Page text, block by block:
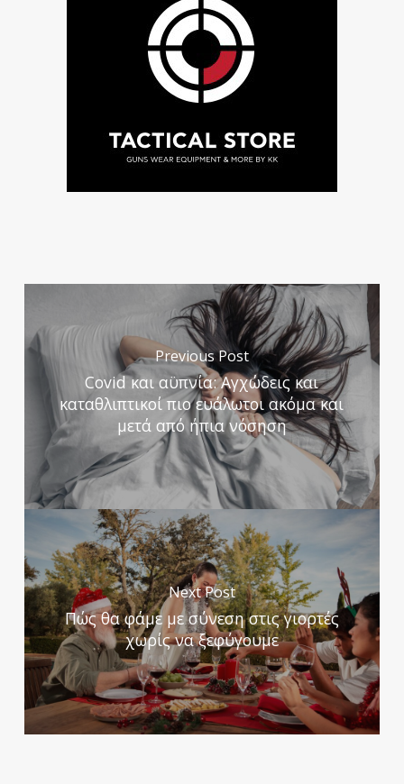
Previous Post
Covid και αϋπνία: Aγχώδεις και
καταθλιπτικοί πιο ευάλωτοι ακόμα και
μετά από ήπια νόσηση
Next Post
Πώς θα φάμε με σύνεση στις γιορτές
χωρίς να ξεφύγουμε